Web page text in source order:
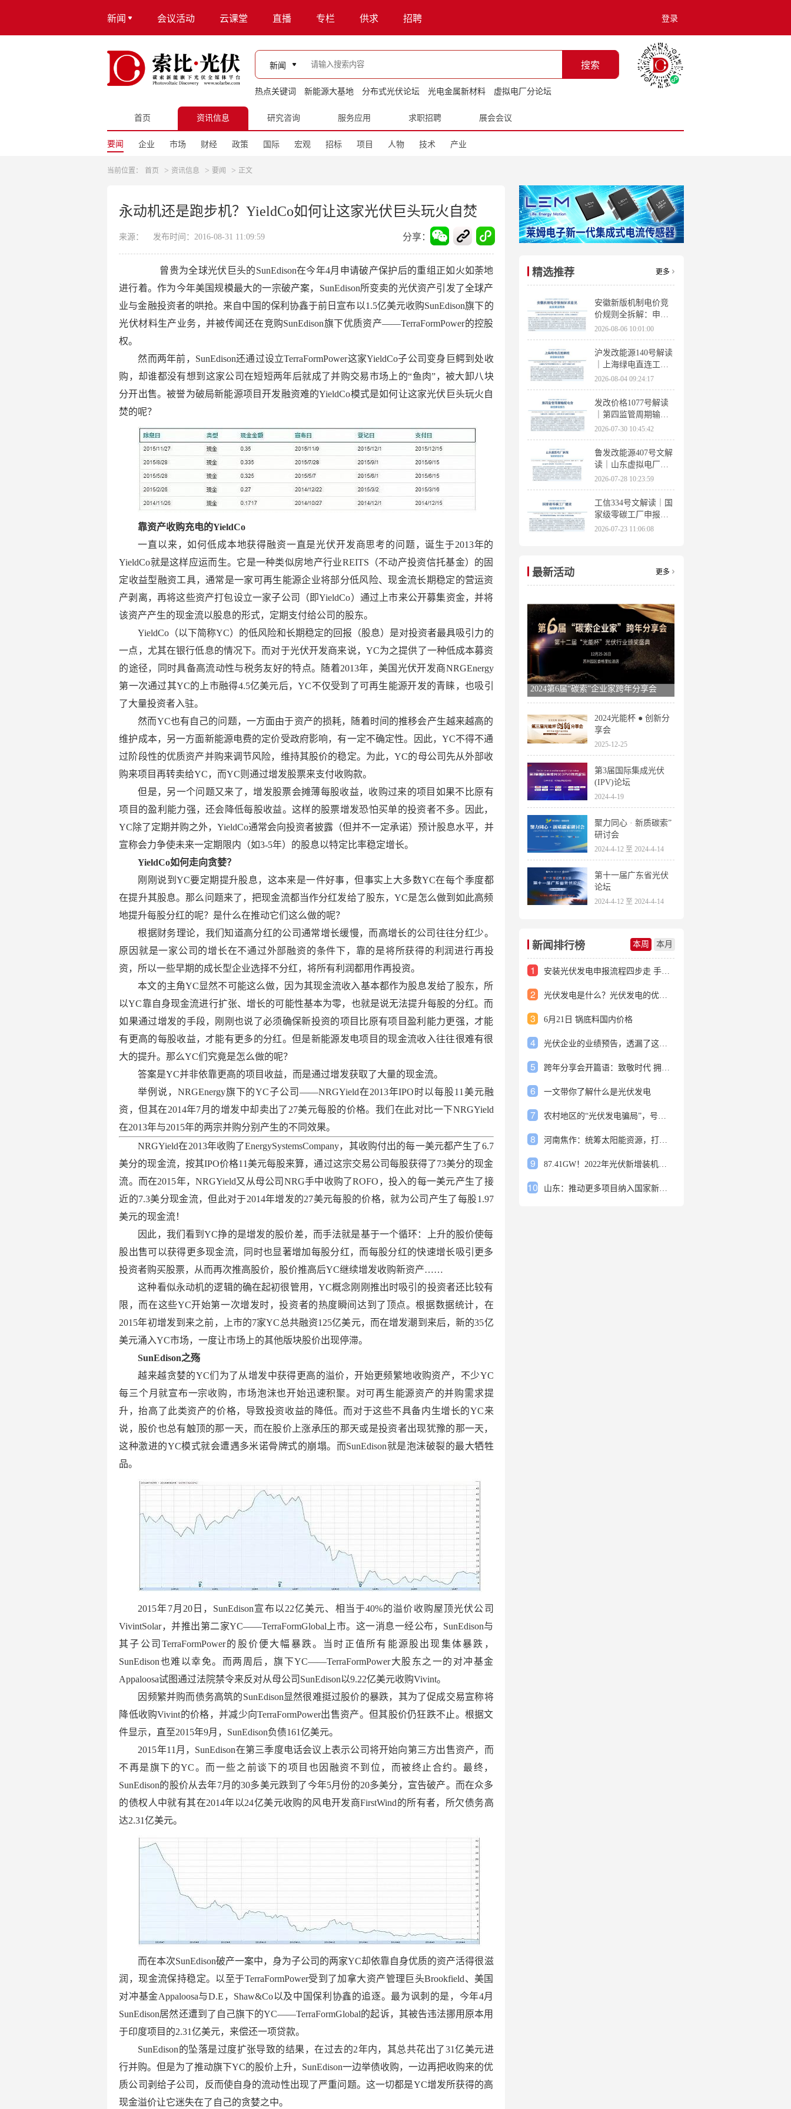
新闻 会议活动 云课堂 直播 专栏 供求 招聘 登录
新闻 搜索
热点关键词 新能源大基地 分布式光伏论坛 光电金属新材料 虚拟电厂分论坛
首页 资讯信息 研究咨询 服务应用 求职招聘 展会会议
要闻 企业 市场 财经 政策 国际 宏观 招标 项目 人物 技术 产业
当前位置： 首页 > 资讯信息 > 要闻 > 正文
永动机还是跑步机？YieldCo如何让这家光伏巨头玩火自焚
来源： 发布时间：2016-08-31 11:09:59 分享：
曾贵为全球光伏巨头的SunEdison在今年4月申请破产保护后的重组正如火如荼地
进行着。作为今年美国规模最大的一宗破产案，SunEdison所变卖的光伏资产引发了全球产
业与金融投资者的哄抢。来自中国的保利协鑫于前日宣布以1.5亿美元收购SunEdison旗下的
光伏材料生产业务，并被传闻还在竞购SunEdison旗下优质资产——TerraFormPower的控股
权。
然而两年前，SunEdison还通过设立TerraFormPower这家YieldCo子公司变身巨鳄到处收
购，却谁都没有想到这家公司在短短两年后就成了并购交易市场上的“鱼肉”，被大卸八块
分开出售。被誉为破局新能源项目开发融资难的YieldCo模式是如何让这家光伏巨头玩火自
焚的呢？
靠资产收购充电的YieldCo
一直以来，如何低成本地获得融资一直是光伏开发商思考的问题，诞生于2013年的
YieldCo就是这样应运而生。它是一种类似房地产行业REITS（不动产投资信托基金）的固
定收益型融资工具，通常是一家可再生能源企业将部分低风险、现金流长期稳定的营运资
产剥离，再将这些资产打包设立一家子公司（即YieldCo）通过上市来公开募集资金，并将
该资产产生的现金流以股息的形式，定期支付给公司的股东。
YieldCo（以下简称YC）的低风险和长期稳定的回报（股息）是对投资者最具吸引力的
一点，尤其在银行低息的情况下。而对于光伏开发商来说，YC为之提供了一种低成本募资
的途径，同时具备高流动性与税务友好的特点。随着2013年，美国光伏开发商NRGEnergy
第一次通过其YC的上市融得4.5亿美元后，YC不仅受到了可再生能源开发的青睐，也吸引
了大量投资者入驻。
然而YC也有自己的问题，一方面由于资产的损耗，随着时间的推移会产生越来越高的
维护成本，另一方面新能源电费的定价受政府影响，有一定不确定性。因此，YC不得不通
过阶段性的优质资产并购来调节风险，维持其股价的稳定。为此，YC的母公司先从外部收
购来项目再转卖给YC，而YC则通过增发股票来支付收购款。
但是，另一个问题又来了，增发股票会摊薄每股收益，收购过来的项目如果不比原有
项目的盈利能力强，还会降低每股收益。这样的股票增发恐怕买单的投资者不多。因此，
YC除了定期并购之外，YieldCo通常会向投资者披露（但并不一定承诺）预计股息水平，并
宣称会力争使未来一定期限内（如3-5年）的股息以特定比率稳定增长。
YieldCo如何走向贪婪？
刚刚说到YC要定期提升股息，这本来是一件好事，但事实上大多数YC在每个季度都
在提升其股息。那么问题来了，把现金流都当作分红发给了股东，YC是怎么做到如此高频
地提升每股分红的呢？是什么在推动它们这么做的呢？
根据财务理论，我们知道高分红的公司通常增长缓慢，而高增长的公司往往分红少。
原因就是一家公司的增长在不通过外部融资的条件下，靠的是将所获得的利润进行再投
资，所以一些早期的成长型企业选择不分红，将所有利润都用作再投资。
本文的主角YC显然不可能这么做，因为其现金流收入基本都作为股息发给了股东，所
以YC靠自身现金流进行扩张、增长的可能性基本为零，也就是说无法提升每股的分红。而
如果通过增发的手段，刚刚也说了必须确保新投资的项目比原有项目盈利能力更强，才能
有更高的每股收益，才能有更多的分红。但是新能源发电项目的现金流收入往往很难有很
大的提升。那么YC们究竟是怎么做的呢？
答案是YC并非依靠更高的项目收益，而是通过增发获取了大量的现金流。
举例说，NRGEnergy旗下的YC子公司——NRGYield在2013年IPO时以每股11美元融
资，但其在2014年7月的增发中却卖出了27美元每股的价格。我们在此对比一下NRGYield
在2013年与2015年的两宗并购分别产生的不同效果。
NRGYield在2013年收购了EnergySystemsCompany，其收购付出的每一美元都产生了6.7
美分的现金流，按其IPO价格11美元每股来算，通过这宗交易公司每股获得了73美分的现金
流。而在2015年，NRGYield又从母公司NRG手中收购了ROFO，投入的每一美元产生了接
近的7.3美分现金流，但此对于2014年增发的27美元每股的价格，就为公司产生了每股1.97
美元的现金流！
因此，我们看到YC挣的是增发的股价差，而手法就是基于一个循环：上升的股价使每
股出售可以获得更多现金流，同时也显著增加每股分红，而每股分红的快速增长吸引更多
投资者购买股票，从而再次推高股价，股价推高后YC继续增发收购新资产……
这种看似永动机的逻辑的确在起初很管用，YC概念刚刚推出时吸引的投资者还比较有
限，而在这些YC开始第一次增发时，投资者的热度瞬间达到了顶点。根据数据统计，在
2015年初增发到来之前，上市的7家YC总共融资125亿美元，而在增发潮到来后，新的35亿
美元涌入YC市场，一度让市场上的其他版块股价出现停滞。
SunEdison之殇
越来越贪婪的YC们为了从增发中获得更高的溢价，开始更频繁地收购资产，不少YC
每三个月就宣布一宗收购，市场泡沫也开始迅速积聚。对可再生能源资产的并购需求提
升，抬高了此类资产的价格，导致投资收益的降低。而对于这些不具备内生增长的YC来
说，股价也总有触顶的那一天，而在股价上涨承压的那天或是投资者出现犹豫的那一天，
这种激进的YC模式就会遭遇多米诺骨牌式的崩塌。而SunEdison就是泡沫破裂的最大牺牲
品。
2015年7月20日，SunEdison宣布以22亿美元、相当于40%的溢价收购屋顶光伏公司
VivintSolar，并推出第二家YC——TerraFormGlobal上市。这一消息一经公布，SunEdison与
其子公司TerraFormPower的股价便大幅暴跌。当时正值所有能源股出现集体暴跌，
SunEdison也难以幸免。而两周后，旗下YC——TerraFormPower大股东之一的对冲基金
Appaloosa试图通过法院禁令来反对从母公司SunEdison以9.22亿美元收购Vivint。
因频繁并购而债务高筑的SunEdison显然很难挺过股价的暴跌，其为了促成交易宣称将
降低收购Vivint的价格，并减少向TerraFormPower出售资产。但其股价仍狂跌不止。根据文
件显示，直至2015年9月，SunEdison负债161亿美元。
2015年11月，SunEdison在第三季度电话会议上表示公司将开始向第三方出售资产，而
不再是旗下的YC。而一些之前谈下的项目也因融资不到位，而被终止合约。最终，
SunEdison的股价从去年7月的30多美元跌到了今年5月份的20多美分，宣告破产。而在众多
的债权人中就有其在2014年以24亿美元收购的风电开发商FirstWind的所有者，所欠债务高
达2.31亿美元。
而在本次SunEdison破产一案中，身为子公司的两家YC却依靠自身优质的资产活得很滋
润，现金流保持稳定。以至于TerraFormPower受到了加拿大资产管理巨头Brookfield、美国
对冲基金Appaloosa与D.E，Shaw&Co以及中国保利协鑫的追逐。最为讽刺的是，今年4月
SunEdison居然还遭到了自己旗下的YC——TerraFormGlobal的起诉，其被告违法挪用原本用
于印度项目的2.31亿美元，来偿还一项贷款。
SunEdison的坠落是过度扩张导致的结果，在过去的2年内，其总共花出了31亿美元进
行并购。但是为了推动旗下YC的股价上升，SunEdison一边举债收购，一边再把收购来的优
质公司剥给子公司，反而使自身的流动性出现了严重问题。这一切都是YC增发所获得的高
现金溢价让它迷失在了自己的贪婪之中。
精选推荐 更多
安徽新版机制电价竞
价规则全拆解：申报
条件、保函罚则、出
清机制、聚合商门槛
2026-08-06 10:01:00
沪发改能源140号解读
｜上海绿电直连工作
方案 申报条件、源荷
指标、场景优先级全
梳理
2026-08-04 09:24:17
发改价格1077号解读
｜第四监管周期输配
电价落地 电量电价下
调容量电价上调
2026-07-30 10:45:42
鲁发改能源407号文解
读｜山东虚拟电厂管
理办法全文 分布式光
伏打包入市规则详解
2026-07-28 10:23:59
工信334号文解读｜国
家级零碳工厂申报条
件、三大硬性指标、
2026-07-23 11:06:08
最新活动 更多
2024第6届“碳索”企业家跨年分享会
2024光能杯 ● 创新分
享会
2025-12-25
第3届国际集成光伏
(IPV)论坛
2024-4-19
聚力同心 · 新质碳索”
研讨会
2024-4-12 至 2024-4-14
第十一届广东省光伏
论坛
2024-4-12 至 2024-4-14
新闻排行榜 本周 本月
1 安装光伏发电申报流程四步走 手把手教你装起光伏电站
2 光伏发电是什么？光伏发电的优缺点有哪些？
3 6月21日 锅底料国内价格
4 光伏企业的业绩预告，透漏了这些信号
5 跨年分享会开篇语：致敬时代 拥抱变革
6 一文带你了解什么是光伏发电
7 农村地区的“光伏发电骗局”，号称能用屋顶赚钱，不少人已经上当
8 河南焦作：统筹太阳能资源，打造百万千瓦级光伏基地
9 87.41GW！2022年光伏新增装机规模发布
10 山东：推动更多项目纳入国家新增风光大基地项目